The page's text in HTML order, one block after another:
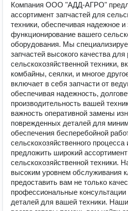
Компания ООО "АДД-АГРО"
ассортимент запчастей для
техники, обеспечивая надежное
функционирование вашего
оборудования. Мы
запчастей высокого качества
сельскохозяйственной техники,
комбайны, сеялки, и многое
включает в себя запчасти от
обеспечивая надежность,
производительность вашей
важность оперативной замены
поврежденных деталей для
обеспечения бесперебойной
сельскохозяйственного процесса
предложить широкий
сельскохозяйственной техники.
высоким уровнем обслуживания
предоставить вам не только
профессиональные
деталей для вашей техники.